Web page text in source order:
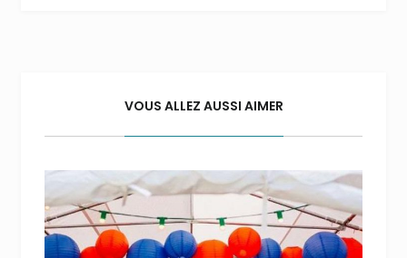
VOUS ALLEZ AUSSI AIMER